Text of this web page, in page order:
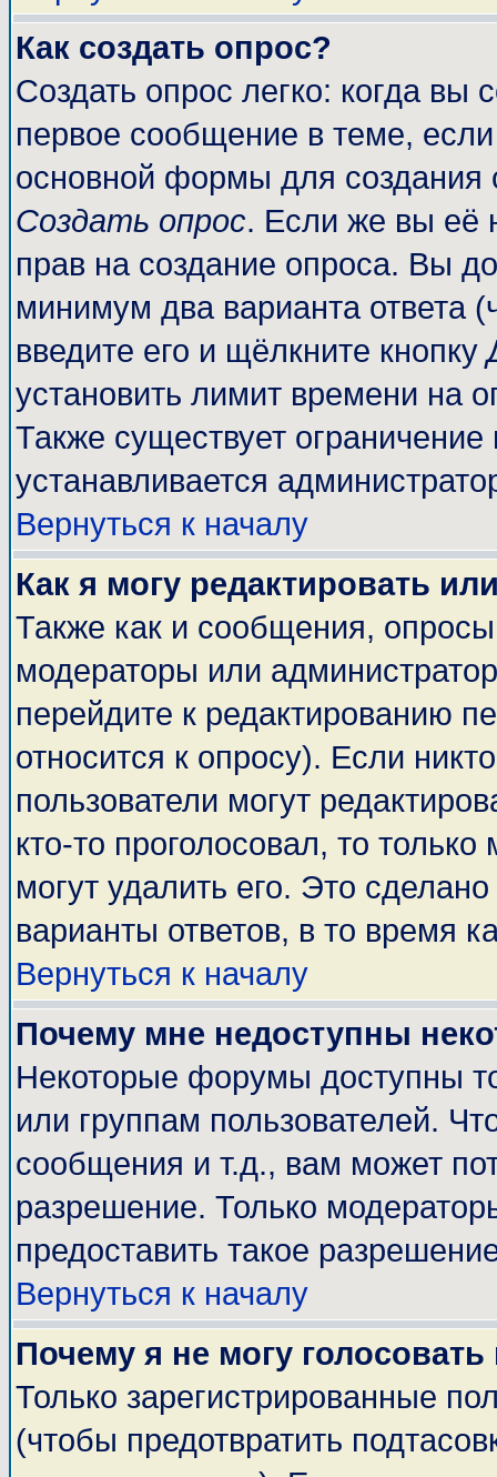
Как создать опрос?
Создать опрос легко: когда вы
первое сообщение в теме,
основной формы для
Создать опрос. Если же вы её
прав на создание опроса. Вы
минимум два варианта ответа
введите его и щёлкните кнопку
установить лимит времени на
Также существует ограничение
устанавливается
Вернуться к началу
Как я могу редактировать
Также как и сообщения, опросы
модераторы или
перейдите к редактированию
относится к опросу). Если
пользователи могут
кто-то проголосовал, то
могут удалить его. Это
варианты ответов, в то время
Вернуться к началу
Почему мне недоступны
Некоторые форумы доступны
или группам пользователей.
сообщения и т.д., вам может
разрешение. Только
предоставить такое
Вернуться к началу
Почему я не могу
Только зарегистрированные
(чтобы предотвратить